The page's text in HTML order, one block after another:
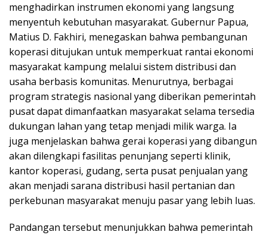
menghadirkan instrumen ekonomi yang langsung
menyentuh kebutuhan masyarakat. Gubernur Papua,
Matius D. Fakhiri, menegaskan bahwa pembangunan
koperasi ditujukan untuk memperkuat rantai ekonomi
masyarakat kampung melalui sistem distribusi dan
usaha berbasis komunitas. Menurutnya, berbagai
program strategis nasional yang diberikan pemerintah
pusat dapat dimanfaatkan masyarakat selama tersedia
dukungan lahan yang tetap menjadi milik warga. Ia
juga menjelaskan bahwa gerai koperasi yang dibangun
akan dilengkapi fasilitas penunjang seperti klinik,
kantor koperasi, gudang, serta pusat penjualan yang
akan menjadi sarana distribusi hasil pertanian dan
perkebunan masyarakat menuju pasar yang lebih luas.
Pandangan tersebut menunjukkan bahwa pemerintah